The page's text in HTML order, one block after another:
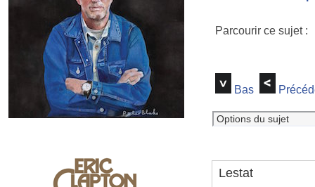
Parcourir ce sujet
Bas
Lestat